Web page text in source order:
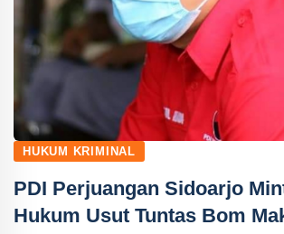
HUKUM KRIMINAL
PDI Perjuangan Sidoarjo
Hukum Usut Tuntas Bom